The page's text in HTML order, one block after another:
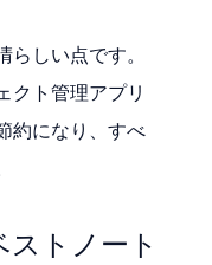
しい点です。
クト管理アプリ
約になり、すべ
トノート